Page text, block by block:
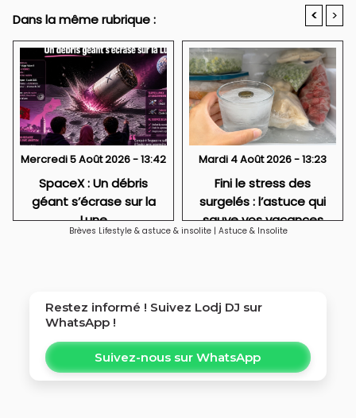
Dans la même rubrique : < >
Mercredi 5 Août 2026 - 13:42
SpaceX : Un débris
géant s’écrase sur la
Lune
Mardi 4 Août 2026 - 13:23
Fini le stress des
surgelés : l’astuce qui
sauve vos vacances
Brèves Lifestyle & astuce & insolite | Astuce & Insolite
Restez informé ! Suivez Lodj DJ sur
WhatsApp !
Suivez-nous sur WhatsApp